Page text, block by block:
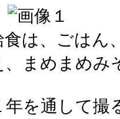
食は、ごはん
、まめまめみ
年を通して撮